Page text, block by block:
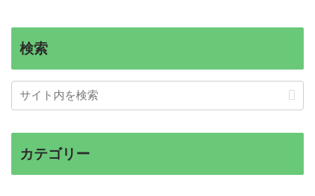
検索
カテゴリー